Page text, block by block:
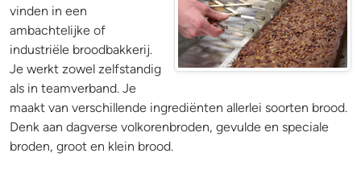
vinden in een
ambachtelijke of
industriële broodbakkerij.
Je werkt zowel zelfstandig
als in teamverband. Je
maakt van verschillende ingrediënten allerlei soorten brood.
Denk aan dagverse volkorenbroden, gevulde en speciale
broden, groot en klein brood.